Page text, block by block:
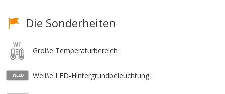
Die Sonderheiten
Große Temperaturbereich
Weiße LED-Hintergrundbeleuchtung